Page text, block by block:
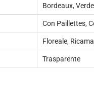
Bordeaux,
Con Paillettes,
Floreale,
Trasparente